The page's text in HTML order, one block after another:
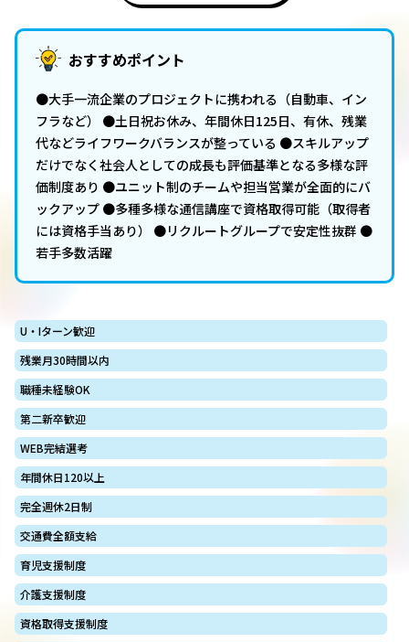
おすすめポイント
●大手一流企業のプロジェクトに携われる（自動車、イン
フラなど） ●土日祝お休み、年間休日125日、有休、残業
代などライフワークバランスが整っている ●スキルアップ
だけでなく社会人としての成長も評価基準となる多様な評
価制度あり ●ユニット制のチームや担当営業が全面的にバ
ックアップ ●多種多様な通信講座で資格取得可能（取得者
には資格手当あり） ●リクルートグループで安定性抜群 ●
若手多数活躍
U・Iターン歓迎
残業月30時間以内
職種未経験OK
第二新卒歓迎
WEB完結選考
年間休日120以上
完全週休2日制
交通費全額支給
育児支援制度
介護支援制度
資格取得支援制度